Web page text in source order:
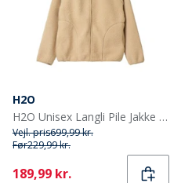
H2O
H2O Unisex Langli Pile Jakke 3575 Beige
Vejl. pris699,99 kr.
Før229,99 kr.
Current
189,99 kr.